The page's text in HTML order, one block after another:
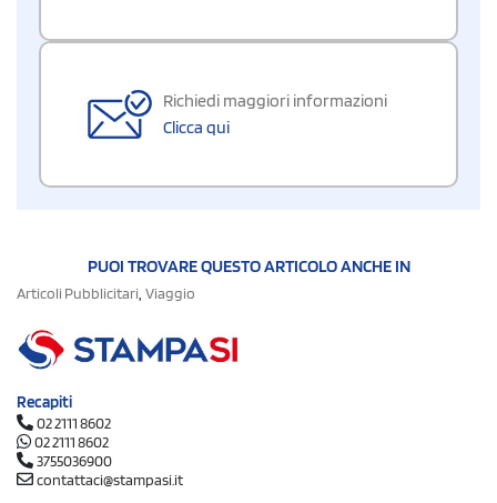
Richiedi maggiori informazioni
Clicca qui
PUOI TROVARE QUESTO ARTICOLO ANCHE IN
Articoli Pubblicitari, Viaggio
Recapiti
02 2111 8602
02 2111 8602
3755036900
contattaci@stampasi.it